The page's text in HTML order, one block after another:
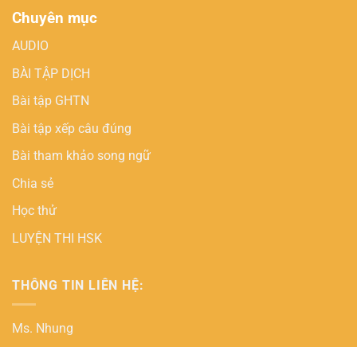
Chuyên mục
AUDIO
BÀI TẬP DỊCH
Bài tập GHTN
Bài tập xếp câu đúng
Bài tham khảo song ngữ
Chia sẻ
Học thử
LUYỆN THI HSK
THÔNG TIN LIÊN HỆ:
Ms. Nhung